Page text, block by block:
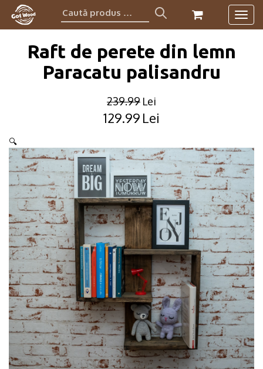
Caută
produs:
Raft de perete din lemn
Paracatu palisandru
239.99 Lei
Original
was:
239.99lei.
129.99 Lei
Current
is:
129.99lei.
🔍